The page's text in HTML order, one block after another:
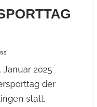
Januar 2025
der
statt.